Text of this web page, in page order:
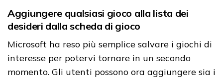
Aggiungere qualsiasi gioco alla lista dei
desideri dalla scheda di gioco
Microsoft ha reso più semplice salvare i giochi di
interesse per potervi tornare in un secondo
momento. Gli utenti possono ora aggiungere sia i